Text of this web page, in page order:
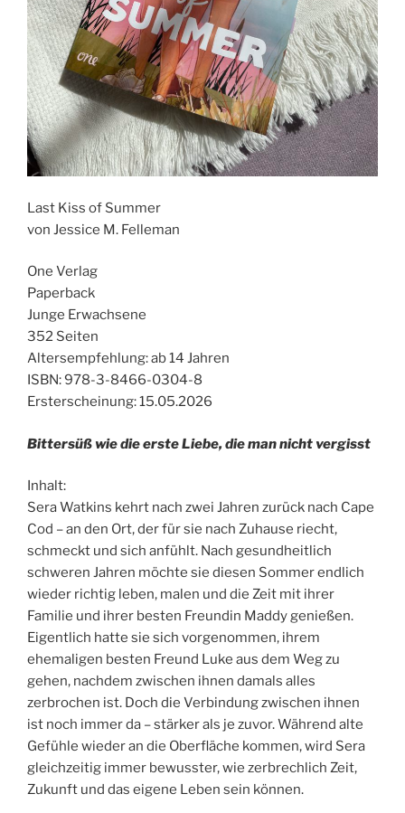
Last Kiss of Summer
von Jessice M. Felleman
One Verlag
Paperback
Junge Erwachsene
352 Seiten
Altersempfehlung: ab 14 Jahren
ISBN: 978-3-8466-0304-8
Ersterscheinung: 15.05.2026
Bittersüß wie die erste Liebe, die man nicht vergisst
Inhalt:
Sera Watkins kehrt nach zwei Jahren zurück nach Cape
Cod – an den Ort, der für sie nach Zuhause riecht,
schmeckt und sich anfühlt. Nach gesundheitlich
schweren Jahren möchte sie diesen Sommer endlich
wieder richtig leben, malen und die Zeit mit ihrer
Familie und ihrer besten Freundin Maddy genießen.
Eigentlich hatte sie sich vorgenommen, ihrem
ehemaligen besten Freund Luke aus dem Weg zu
gehen, nachdem zwischen ihnen damals alles
zerbrochen ist. Doch die Verbindung zwischen ihnen
ist noch immer da – stärker als je zuvor. Während alte
Gefühle wieder an die Oberfläche kommen, wird Sera
gleichzeitig immer bewusster, wie zerbrechlich Zeit,
Zukunft und das eigene Leben sein können.